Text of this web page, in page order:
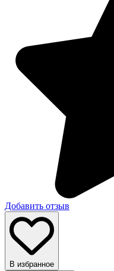
Добавить отзыв
В избранное